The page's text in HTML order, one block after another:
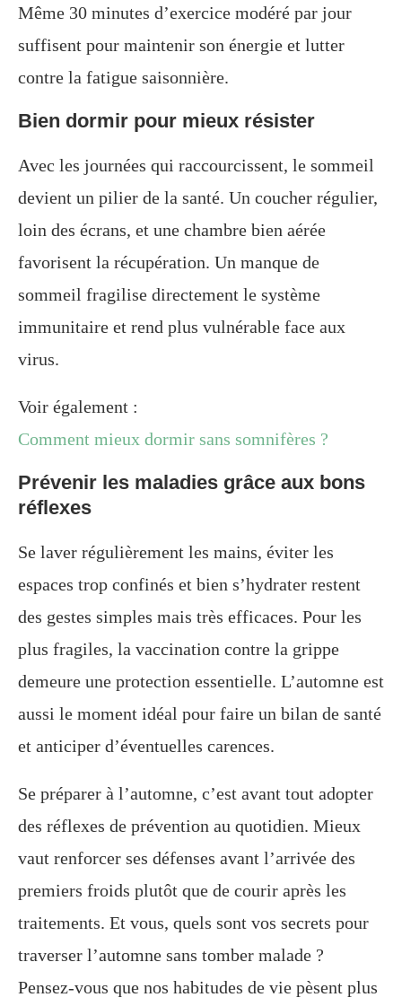
Même 30 minutes d’exercice modéré par jour
suffisent pour maintenir son énergie et lutter
contre la fatigue saisonnière.
Bien dormir pour mieux résister
Avec les journées qui raccourcissent, le sommeil
devient un pilier de la santé. Un coucher régulier,
loin des écrans, et une chambre bien aérée
favorisent la récupération. Un manque de
sommeil fragilise directement le système
immunitaire et rend plus vulnérable face aux
virus.
Voir également :
Comment mieux dormir sans somnifères ?
Prévenir les maladies grâce aux bons
réflexes
Se laver régulièrement les mains, éviter les
espaces trop confinés et bien s’hydrater restent
des gestes simples mais très efficaces. Pour les
plus fragiles, la vaccination contre la grippe
demeure une protection essentielle. L’automne est
aussi le moment idéal pour faire un bilan de santé
et anticiper d’éventuelles carences.
Se préparer à l’automne, c’est avant tout adopter
des réflexes de prévention au quotidien. Mieux
vaut renforcer ses défenses avant l’arrivée des
premiers froids plutôt que de courir après les
traitements. Et vous, quels sont vos secrets pour
traverser l’automne sans tomber malade ?
Pensez-vous que nos habitudes de vie pèsent plus